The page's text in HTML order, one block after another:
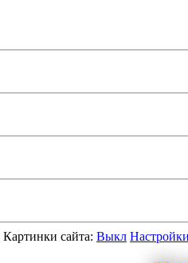
Картинки сайта: Выкл